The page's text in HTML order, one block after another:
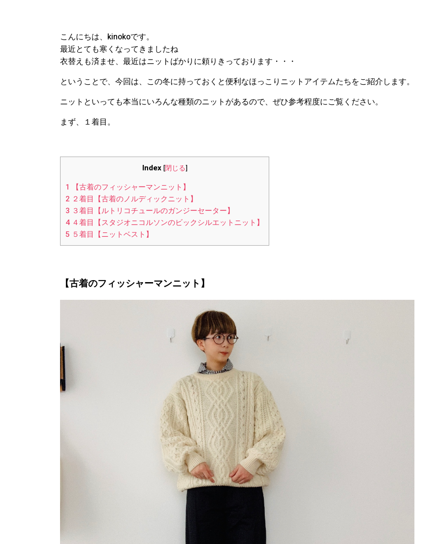
こんにちは、kinokoです。
最近とても寒くなってきましたね
衣替えも済ませ、最近はニットばかりに頼りきっております・・・
ということで、今回は、この冬に持っておくと便利なほっこりニットアイテムたちをご紹介します。
ニットといっても本当にいろんな種類のニットがあるので、ぜひ参考程度にご覧ください。
まず、１着目。
Index [閉じる]
1
【古着のフィッシャーマンニット】
2 ２着目【古着のノルディックニット】
3 ３着目【ルトリコチュールのガンジーセーター】
4 ４着目【スタジオニコルソンのビックシルエットニット】
5 ５着目【ニットベスト】
【古着のフィッシャーマンニット】